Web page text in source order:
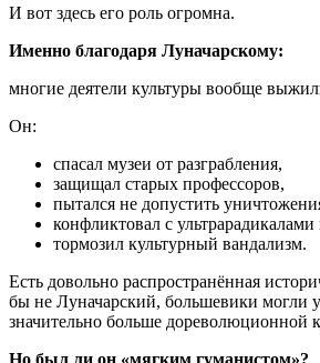
И вот здесь его роль огромна.
Именно благодаря Луначарскому:
многие деятели культуры вообще
Он:
спасал музеи от разграбления,
защищал старых профессоров,
пытался не допустить
конфликтовал с ультрарадикалами
тормозил культурный вандализм.
Есть довольно распространённая
бы не Луначарский, большевики могли
значительно больше дореволюционной
Но был ли он «мягким гуманистом»?